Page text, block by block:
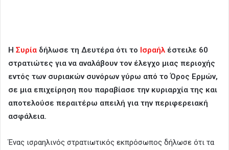
Η Συρία δήλωσε τη Δευτέρα ότι το Ισραήλ έστειλε 60
στρατιώτες για να αναλάβουν τον έλεγχο μιας περιοχής
εντός των συριακών συνόρων γύρω από το Όρος Ερμών,
σε μια επιχείρηση που παραβίασε την κυριαρχία της και
αποτελούσε περαιτέρω απειλή για την περιφερειακή
ασφάλεια.
Ένας ισραηλινός στρατιωτικός εκπρόσωπος δήλωσε ότι τα